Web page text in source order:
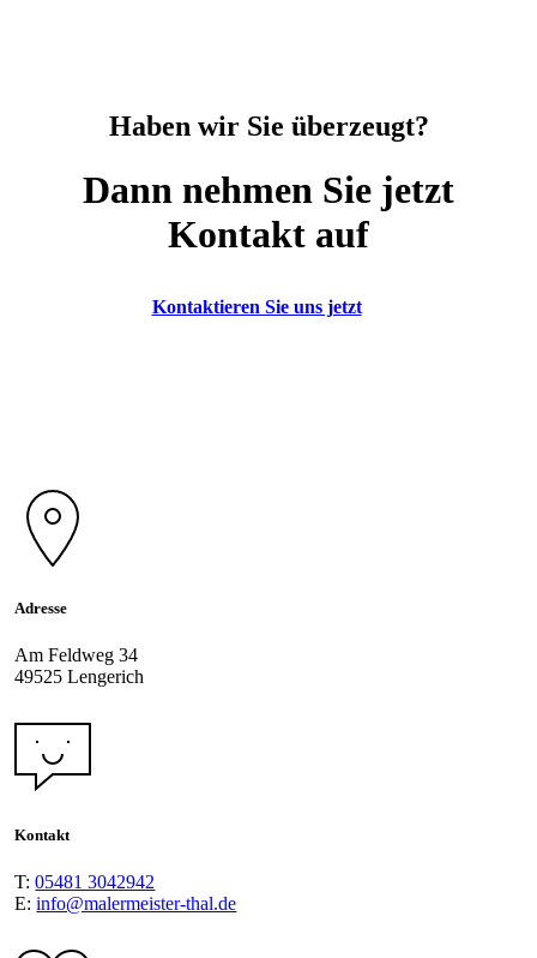
Haben wir Sie überzeugt?
Dann nehmen Sie jetzt
Kontakt auf
Kontaktieren Sie uns jetzt
Adresse
Am Feldweg 34
49525 Lengerich
Kontakt
T:05481 3042942
E:info@malermeister-thal.de